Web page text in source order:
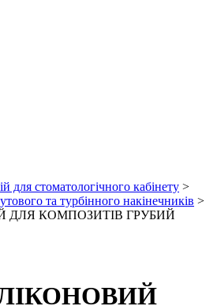
для стоматологічного кабінету >
та турбінного накінечників >
ДЛЯ КОМПОЗИТІВ ГРУБИЙ